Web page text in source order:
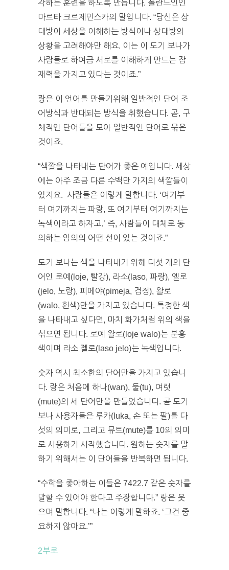
각하는 훈련을 하도록 만듭니다. 폴란드인인
마르타 크르제민스카의 말입니다. “당신은 상
대방이 세상을 이해하는 방식이나 상대방의
상황을 고려해야만 해요. 이는 이 도기 보나가
사람들로 하여금 서로를 이해하게 만드는 잠
재력을 가지고 있다는 것이죠.”
랑은 이 언어를 만들기위해 일반적인 단어 조
어방식과 반대되는 방식을 취했습니다. 곧, 구
체적인 단어들을 모아 일반적인 단어로 묶은
것이죠.
“색깔을 나타내는 단어가 좋은 예입니다. 세상
에는 아주 조금 다른 수백만 가지의 색깔들이
있지요. 사람들은 이렇게 말합니다. ‘여기부
터 여기까지는 파랑, 또 여기부터 여기까지는
녹색이라고 하자고.’ 즉, 사람들이 대체로 동
의하는 임의의 어떤 선이 있는 것이죠.”
도기 보나는 색을 나타내기 위해 다섯 개의 단
어인 로예(loje, 빨강), 라소(laso, 파랑), 옐로
(jelo, 노랑), 피메야(pimeja, 검정), 왈로
(walo, 흰색)만을 가지고 있습니다. 특정한 색
을 나타내고 싶다면, 마치 화가처럼 위의 색을
섞으면 됩니다. 로예 왈로(loje walo)는 분홍
색이며 라소 젤로(laso jelo)는 녹색입니다.
숫자 역시 최소한의 단어만을 가지고 있습니
다. 랑은 처음에 하나(wan), 둘(tu), 여럿
(mute)의 세 단어만을 만들었습니다. 곧 도기
보나 사용자들은 루카(luka, 손 또는 팔)를 다
섯의 의미로, 그리고 뮤트(mute)를 10의 의미
로 사용하기 시작했습니다. 원하는 숫자를 말
하기 위해서는 이 단어들을 반복하면 됩니다.
“수학을 좋아하는 이들은 7422.7 같은 숫자를
말할 수 있어야 한다고 주장합니다.” 랑은 웃
으며 말합니다. “나는 이렇게 말하죠. ‘그건 중
요하지 않아요.’”
2부로